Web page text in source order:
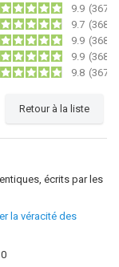
9.9 (367)
9.7 (368)
9.9 (368)
9.9 (368)
9.8 (367)
Retour à la liste
écrits par les
la véracité des